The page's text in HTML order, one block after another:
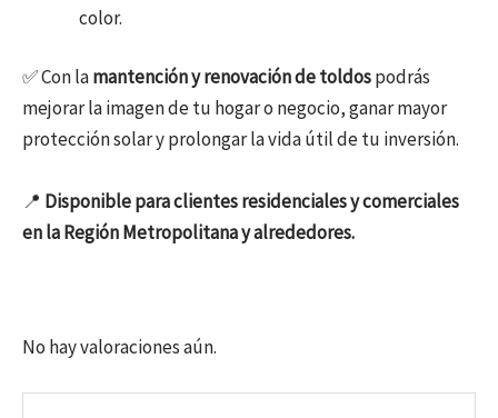
color.
✅ Con lamantención y renovación de toldospodrás
mejorar la imagen de tu hogar o negocio, ganar mayor
protección solar y prolongar la vida útil de tu inversión.
📍 Disponible para clientes residenciales y comerciales
en la Región Metropolitana y alrededores.
No hay valoraciones aún.